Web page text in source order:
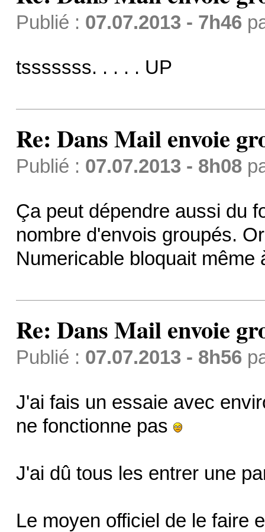
Publié : 07.07.2013 - 7h46
tsssssss. . . . . UP
Re: Dans Mail envoie
Publié : 07.07.2013 - 8h08
Ça peut dépendre aussi du
nombre d'envois groupés.
Numericable bloquait
Re: Dans Mail envoie
Publié : 07.07.2013 - 8h56
J'ai fais un essaie avec
ne fonctionne pas
J'ai dû tous les entrer une
Le moyen officiel de le faire